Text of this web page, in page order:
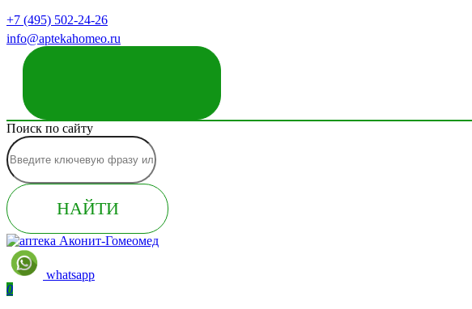
+7 (495) 502-24-26
info@aptekahomeo.ru
Поиск по сайту
НАЙТИ
whatsapp
0